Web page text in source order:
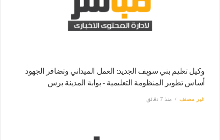
وكيل تعليم بني سويف الجديد: العمل الميداني وتضافر الجهود
أساس تطوير المنظومة التعليمية - بوابة المدينة برس
غير مصنف منذ 7 دقائق